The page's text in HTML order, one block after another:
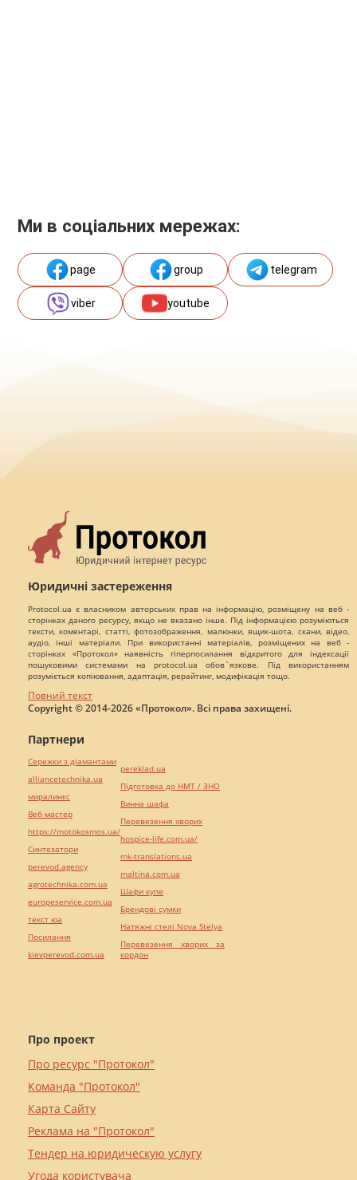
Ми в соціальних мережах:
page group telegram
viber youtube
Юридичні застереження
Protocol.ua є власником авторських прав на інформацію, розміщену на веб -
сторінках даного ресурсу, якщо не вказано інше. Під інформацією розуміються
тексти, коментарі, статті, фотозображення, малюнки, ящик-шота, скани, відео,
аудіо, інші матеріали. При використанні матеріалів, розміщених на веб -
сторінках «Протокол» наявність гіперпосилання відкритого для індексації
пошуковими системами на protocol.ua обов`язкове. Під використанням
розуміється копіювання, адаптація, рерайтинг, модифікація тощо.
Повний текст
Copyright © 2014-2026 «Протокол». Всі права захищені.
Про проект
Про ресурс "Протокол"
Команда "Протокол"
Карта Сайту
Реклама на "Протокол"
Тендер на юридическую услугу
Угода користувача
Партнери
Сережки з діамантами
alliancetechnika.ua
миралинкс
Веб мастер
https://motokosmos.ua/
Синтезатори
perevod.agency
agrotechnika.com.ua
europeservice.com.ua
текст юа
Посилання
kievperevod.com.ua
pereklad.ua
Підготовка до НМТ / ЗНО
Винна шафа
Перевезення хворих
hospice-life.com.ua/
mk-translations.ua
maltina.com.ua
Шафи купе
Брендові сумки
Натяжні стелі Nova Stelya
Перевезення хворих за
кордон